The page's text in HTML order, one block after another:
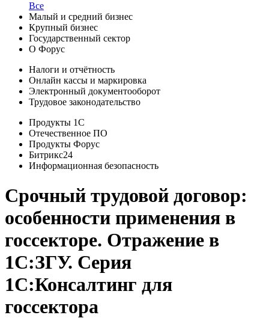
Все
Малый и средний бизнес
Крупный бизнес
Государственный сектор
О Форус
Налоги и отчётность
Онлайн кассы и маркировка
Электронный документооборот
Трудовое законодательство
Продукты 1С
Отечественное ПО
Продукты Форус
Битрикс24
Информационная безопасность
Срочный трудовой договор:
особенности применения в
госсекторе. Отражение в
1С:ЗГУ. Серия
1С:Консалтинг для
госсектора